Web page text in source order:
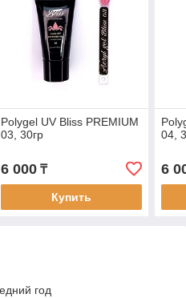
Polygel UV Bliss PREMIUM
03, 30гр
6 000₸
Купить
04,
6
год